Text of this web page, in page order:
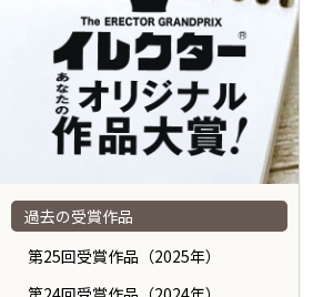
過去の受賞作品
第25回受賞作品（2025年）